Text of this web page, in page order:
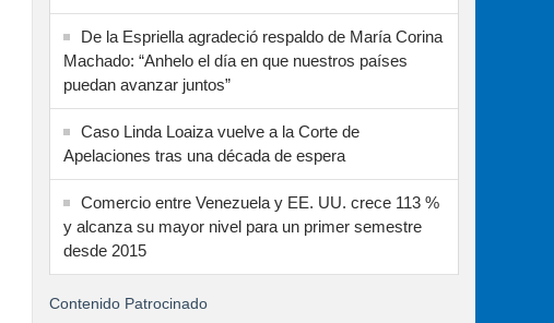
De la Espriella agradeció respaldo de María Corina
Machado: “Anhelo el día en que nuestros países
puedan avanzar juntos”
Caso Linda Loaiza vuelve a la Corte de
Apelaciones tras una década de espera
Comercio entre Venezuela y EE. UU. crece 113 %
y alcanza su mayor nivel para un primer semestre
desde 2015
Contenido Patrocinado